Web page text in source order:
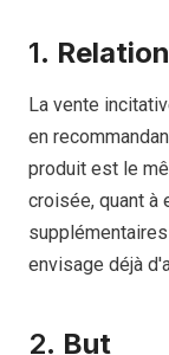
1.
La vente
en
produit est le
croisée, quant à
envisage déjà
2. But